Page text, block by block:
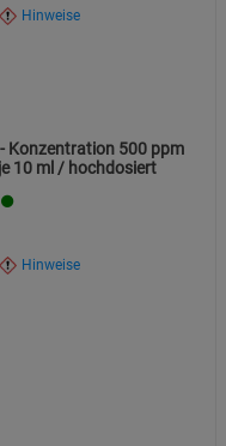
Hinweise
Konzentration 500 ppm
10 ml / hochdosiert
Hinweise